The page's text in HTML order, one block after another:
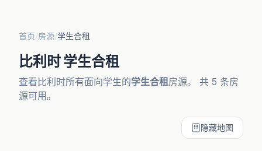
首页/房源/学生合租
比利时 学生合租
查看比利时所有面向学生的学生合租房源。 共 5 条房
源可用。
隐藏地图